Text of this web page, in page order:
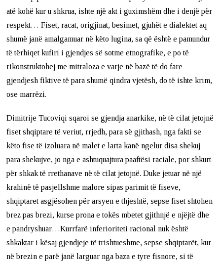
atë kohë kur u shkrua, ishte një akt i guximshëm dhe i denjë për
respekt… Fiset, racat, origjinat, besimet, gjuhët e dialektet aq
shumë janë amalgamuar në këto lugina, sa që është e pamundur
të tërhiqet kufiri i gjendjes së sotme etnografike, e po të
rikonstruktohej me mitraloza e varje në bazë të do fare
gjendjesh fiktive të para shumë qindra vjetësh, do të ishte krim,
ose marrëzi.
Dimitrije Tucoviqi sqaroi se gjendja anarkike, në të cilat jetojnë
fiset shqiptare të veriut, rrjedh, para së gjithash, nga fakti se
këto fise të izoluara në malet e larta kanë ngelur disa shekuj
para shekujve, jo nga e ashtuquajtura paaftësi raciale, por shkurt
për shkak të rrethanave në të cilat jetojnë. Duke jetuar në një
krahinë të pasjellshme malore sipas parimit të fiseve,
shqiptaret asgjësohen për arsyen e thjeshtë, sepse fiset shtohen
brez pas brezi, kurse prona e tokës mbetet gjithnjë e njëjtë dhe
e pandryshuar…Kurrfarë inferioriteti racional nuk është
shkaktar i kësaj gjendjeje të trishtueshme, sepse shqiptarët, kur
në brezin e parë janë larguar nga baza e tyre fisnore, si të